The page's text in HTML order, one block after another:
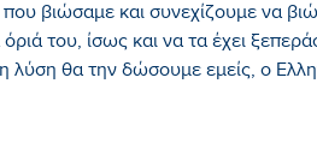
βιώσαμε και συνεχίζουμε να
του, ίσως και να τα έχει
λύση θα την δώσουμε εμείς, ο